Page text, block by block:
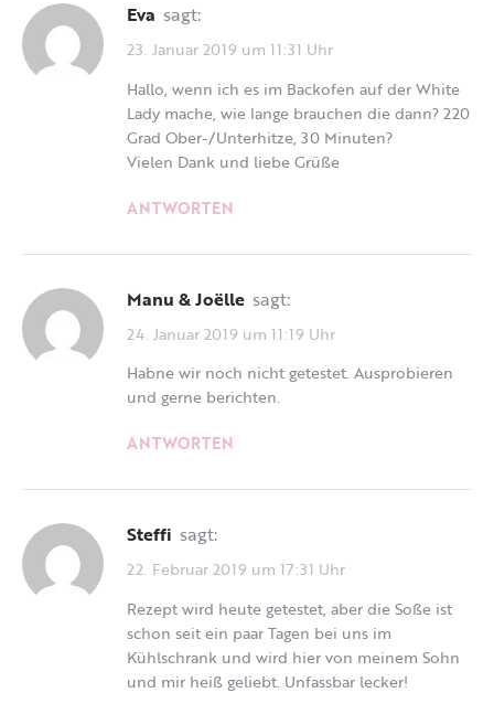
Eva sagt:
23. Januar 2019 um 11:31 Uhr
Hallo, wenn ich es im Backofen auf der White
Lady mache, wie lange brauchen die dann? 220
Grad Ober-/Unterhitze, 30 Minuten?
Vielen Dank und liebe Grüße
ANTWORTEN
Manu & Joëlle sagt:
24. Januar 2019 um 11:19 Uhr
Habne wir noch nicht getestet. Ausprobieren
und gerne berichten.
ANTWORTEN
Steffi sagt:
22. Februar 2019 um 17:31 Uhr
Rezept wird heute getestet, aber die Soße ist
schon seit ein paar Tagen bei uns im
Kühlschrank und wird hier von meinem Sohn
und mir heiß geliebt. Unfassbar lecker!